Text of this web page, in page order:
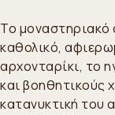
Το μοναστηριακό
καθολικό,
αρχονταρίκι, το
και βοηθητικούς
κατανυκτική του